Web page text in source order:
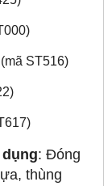
(mã ST516)
: Đóng
thùng